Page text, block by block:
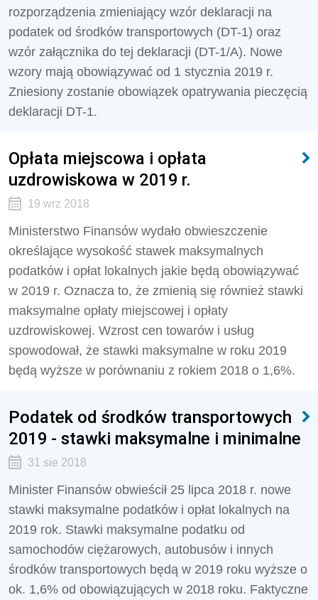
rozporządzenia zmieniający wzór deklaracji na
podatek od środków transportowych (DT-1) oraz
wzór załącznika do tej deklaracji (DT-1/A). Nowe
wzory mają obowiązywać od 1 stycznia 2019 r.
Zniesiony zostanie obowiązek opatrywania pieczęcią
deklaracji DT-1.
Opłata miejscowa i opłata
uzdrowiskowa w 2019 r.
19 wrz 2018
Ministerstwo Finansów wydało obwieszczenie
określające wysokość stawek maksymalnych
podatków i opłat lokalnych jakie będą obowiązywać
w 2019 r. Oznacza to, że zmienią się również stawki
maksymalne opłaty miejscowej i opłaty
uzdrowiskowej. Wzrost cen towarów i usług
spowodował, że stawki maksymalne w roku 2019
będą wyższe w porównaniu z rokiem 2018 o 1,6%.
Podatek od środków transportowych
2019 - stawki maksymalne i minimalne
31 sie 2018
Minister Finansów obwieścił 25 lipca 2018 r. nowe
stawki maksymalne podatków i opłat lokalnych na
2019 rok. Stawki maksymalne podatku od
samochodów ciężarowych, autobusów i innych
środków transportowych będą w 2019 roku wyższe o
ok. 1,6% od obowiązujących w 2018 roku. Faktyczne